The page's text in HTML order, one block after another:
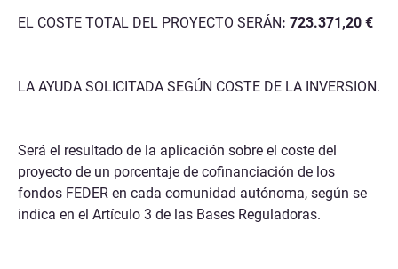
EL COSTE TOTAL DEL PROYECTO SERÁN: 723.371,20 €
LA AYUDA SOLICITADA SEGÚN COSTE DE LA INVERSION.
Será el resultado de la aplicación sobre el coste del
proyecto de un porcentaje de cofinanciación de los
fondos FEDER en cada comunidad autónoma, según se
indica en el Artículo 3 de las Bases Reguladoras.